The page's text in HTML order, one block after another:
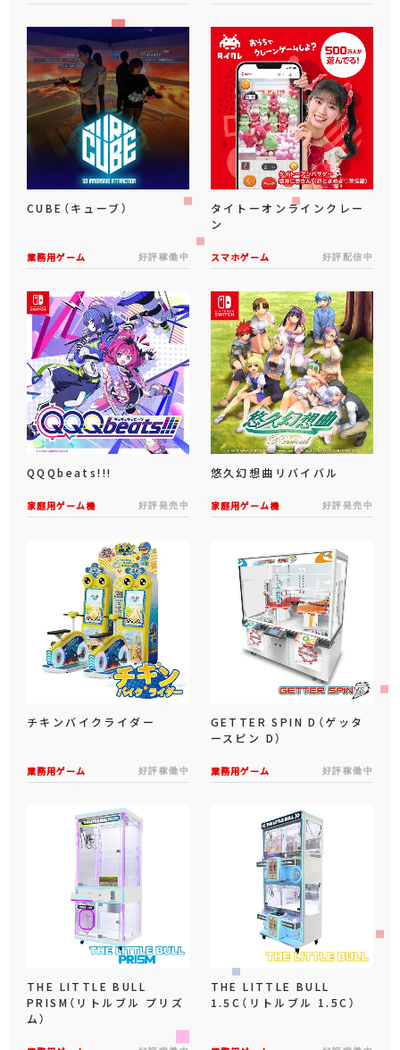
CUBE（キューブ）
業務用ゲーム 好評稼働中
タイトーオンラインクレー
ン
スマホゲーム 好評配信中
QQQbeats!!!
家庭用ゲーム機 好評発売中
悠久幻想曲リバイバル
家庭用ゲーム機 好評発売中
チキンバイクライダー
業務用ゲーム 好評稼働中
GETTER SPIN D（ゲッタ
ースピン D）
業務用ゲーム 好評稼働中
THE LITTLE BULL
PRISM（リトルブル プリズ
ム）
THE LITTLE BULL
1.5C（リトルブル 1.5C）